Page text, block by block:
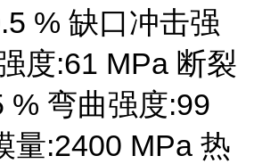
% 缺口冲击强
度:61 MPa 断裂
% 弯曲强度:99
量:2400 MPa 热